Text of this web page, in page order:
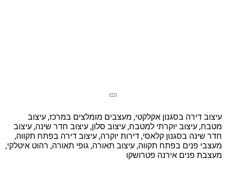
עיצוב דירה בסגנון אקלקטי, מעצבים מומלצים במרכז, עיצוב
מטבח, עיצוב יוקרתי למטבח, עיצוב סלון, עיצוב חדר שינה, עיצוב
חדר שינה בסגנון קלאסי, דירות יוקרה, עיצוב דירה בפתח תקווה,
מעצבי פנים בפתח תקווה, עיצוב תאורה, גופי תאורה, רהוט איטלקי,
מעצבת פנים אירנה פטרושקו